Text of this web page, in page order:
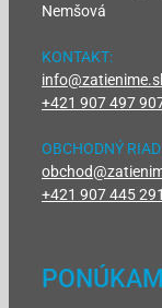
Nemšová
KONTAKT:
+421 907 497
OBCHODNÝ
+421 907 445 291